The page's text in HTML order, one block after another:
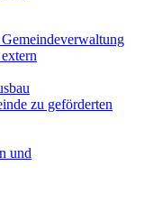
zu geförderten
und